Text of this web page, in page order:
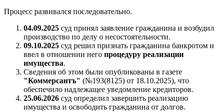
Процесс развивался последовательно.
04.09.2025 суд принял заявление гражданина и возбудил
производство по делу о несостоятельности.
09.10.2025 суд решил признать гражданина банкротом и
ввел в отношении него процедуру реализации
имущества.
Сведения об этом были опубликованы в газете
"Коммерсантъ" (№193(8125) от 18.10.2025), что
обеспечило надлежащее уведомление кредиторов.
25.06.2026 суд определил завершить реализацию
имущества и освободить гражданина от долгов.